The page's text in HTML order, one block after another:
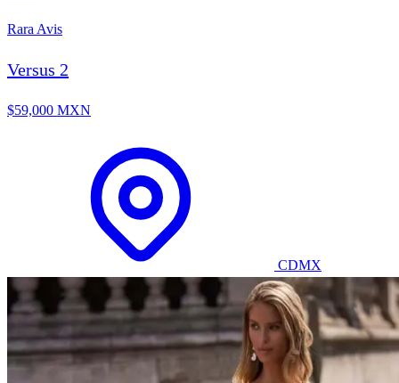
Rara Avis
Versus 2
$59,000 MXN
CDMX